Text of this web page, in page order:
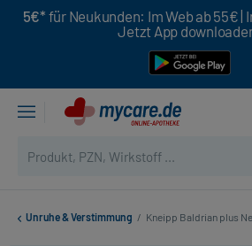
5€* für Neukunden: Im Web ab 55€ |
Jetzt App
Unruhe & Verstimmung / Kneipp Baldrian plus